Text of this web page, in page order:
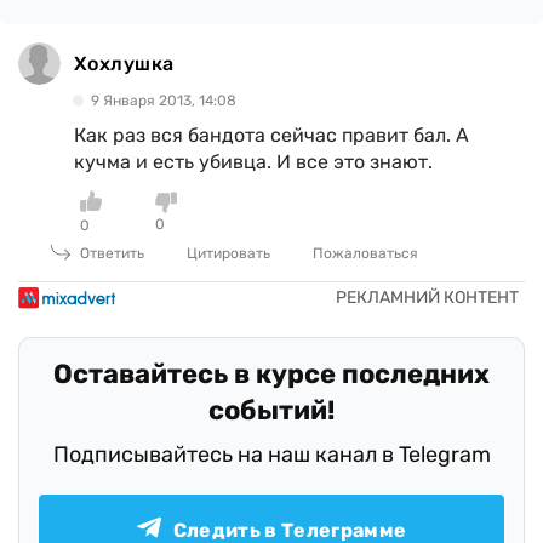
Хохлушка
9 Января 2013, 14:08
Как раз вся бандота сейчас правит бал. А
кучма и есть убивца. И все это знают.
0
0
Ответить
Цитировать Пожаловаться
Оставайтесь в курсе последних
событий!
Подписывайтесь на наш канал в Telegram
Следить в Телеграмме